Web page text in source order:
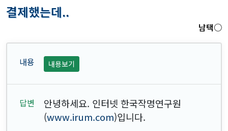
결제했는데..
남택○
내용보기
안녕하세요. 인터넷 한국작명연구원
(www.irum.com)입니다.